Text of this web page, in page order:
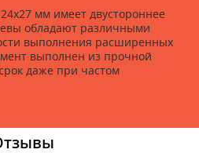
мм имеет двустороннее
обладают различными
выполнения расширенных
выполнен из прочной
даже при частом